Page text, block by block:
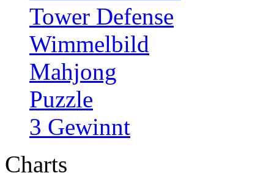
Tower Defense
Wimmelbild
Mahjong
Puzzle
3 Gewinnt
Charts